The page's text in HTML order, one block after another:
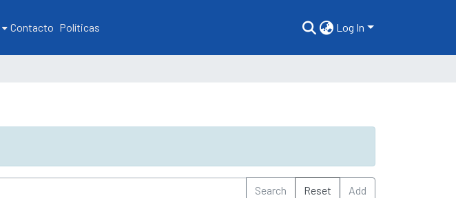
Contacto Políticas Log In
Search Reset Add